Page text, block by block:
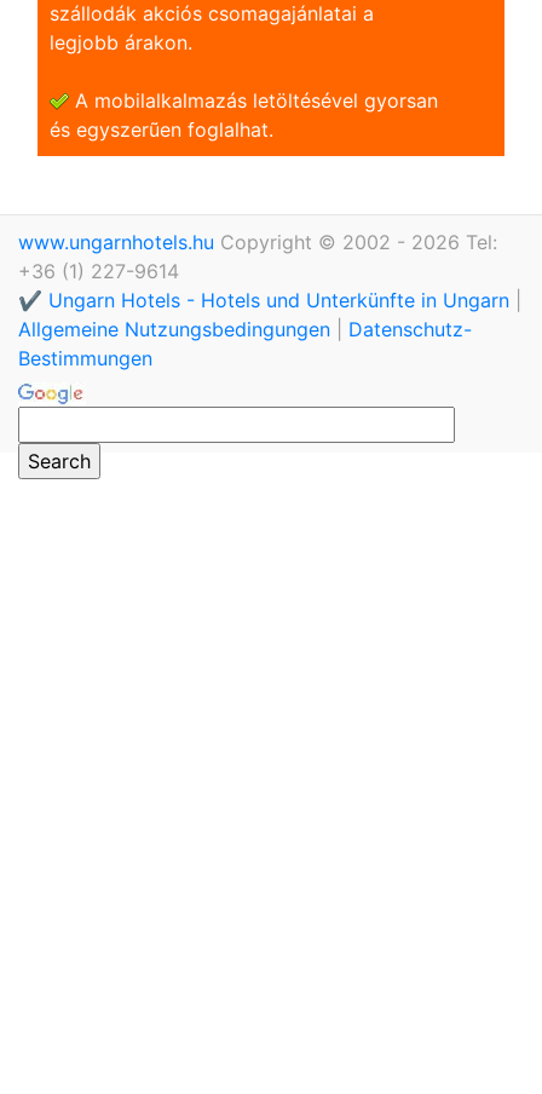
szállodák akciós csomagajánlatai a
legjobb árakon.
A mobilalkalmazás letöltésével gyorsan
és egyszerũen foglalhat.
www.ungarnhotels.hu Copyright © 2002 - 2026 Tel:
+36 (1) 227-9614
✔️ Ungarn Hotels - Hotels und Unterkünfte in Ungarn
Allgemeine Nutzungsbedingungen
Datenschutz-
Bestimmungen